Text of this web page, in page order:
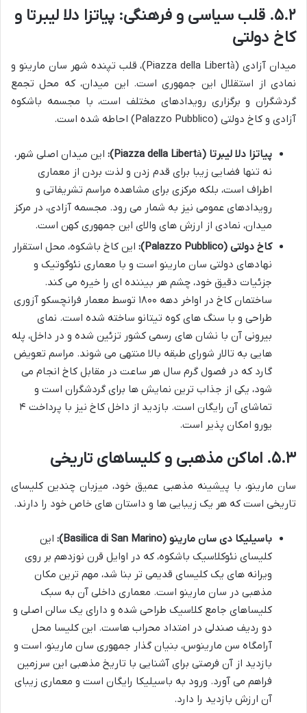
۵.۲. قلب سیاسی و فرهنگی: پیاتزا دلا لیبرتا و
کاخ دولتی
میدان آزادی (Piazza della Libertà)، قلب تپنده شهر سان مارینو و
نمادی از استقلال این جمهوری است. این میدان، که محل تجمع
گردشگران و برگزاری رویدادهای مختلف است، با مجسمه باشکوه
آزادی و کاخ دولتی (Palazzo Pubblico) احاطه شده است.
پیاتزا دلا لیبرتا (Piazza della Libertà):
این میدان اصلی شهر،
نه تنها فضایی زیبا برای قدم زدن و لذت بردن از معماری
اطراف است، بلکه مرکزی برای مشاهده مراسم تشریفاتی و
رویدادهای عمومی نیز به شمار می رود. مجسمه آزادی، در مرکز
میدان، نمادی از ارزش های والای این جمهوری کهن است.
کاخ دولتی (Palazzo Pubblico):
این کاخ باشکوه، محل استقرار
نهادهای دولتی سان مارینو است و با معماری نئوگوتیک و
جزئیات دقیق خود، چشم هر بیننده ای را خیره می کند.
ساختمان کاخ در اواخر دهه ۱۸۰۰ توسط معمار فرانچسکو آزوری
طراحی و با سنگ های کوه تیتانو ساخته شده است. نمای
بیرونی آن با نشان های رسمی کشور تزئین شده و در داخل، پله
هایی به تالار شورای طبقه بالا منتهی می شوند. مراسم تعویض
گارد که در فصول گرم سال هر ساعت در مقابل کاخ انجام می
شود، یکی از جذاب ترین نمایش ها برای گردشگران است و
تماشای آن رایگان است. بازدید از داخل کاخ نیز با پرداخت ۴
یورو امکان پذیر است.
۵.۳. اماکن مذهبی و کلیساهای تاریخی
سان مارینو، با پیشینه مذهبی عمیق خود، میزبان چندین کلیسای
تاریخی است که هر یک زیبایی ها و داستان های خاص خود را دارند.
باسیلیکا دی سان مارینو (Basilica di San Marino):
این
کلیسای نئوکلاسیک باشکوه، که در اوایل قرن نوزدهم بر روی
ویرانه های یک کلیسای قدیمی تر بنا شد، مهم ترین مکان
مذهبی در سان مارینو است. معماری داخلی آن به سبک
کلیساهای جامع کلاسیک طراحی شده و دارای یک سالن اصلی و
دو ردیف صندلی در امتداد محراب هاست. این کلیسا محل
آرامگاه سن مارینوس، بنیان گذار جمهوری سان مارینو، است و
بازدید از آن فرصتی برای آشنایی با تاریخ مذهبی این سرزمین
فراهم می آورد. ورود به باسیلیکا رایگان است و معماری زیبای
آن ارزش بازدید را دارد.